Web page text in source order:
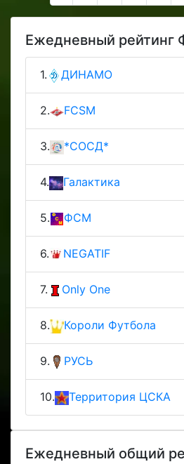
Ежедневный рейтинг
1. ДИНАМО
2. FCSM
3. *СОСД*
4. Галактика
5. ФСМ
6. NEGATIF
7. Only One
8. Короли Футбола
9. РУСЬ
10. Территория ЦСКА
Ежедневный общий